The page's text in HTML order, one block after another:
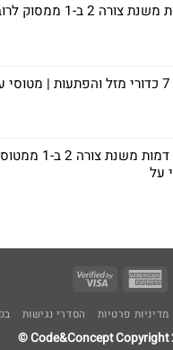
סופר ווינגס – דיזי דמות משנת צורה 2 ב-
סופר ווינגס – קריסטל דמות משנת צורה 2 ב-1 ממטוס
MasterCard
American
Visa
מדיניות פרטיות הסדרי נגישות